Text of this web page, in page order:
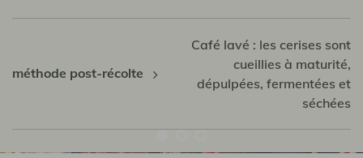
méthode post-récolte
Café lavé : les cerises sont
cueillies à maturité,
dépulpées, fermentées et
séchées